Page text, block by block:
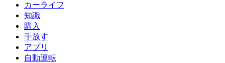
カーライフ
知識
購入
手放す
アプリ
自動運転